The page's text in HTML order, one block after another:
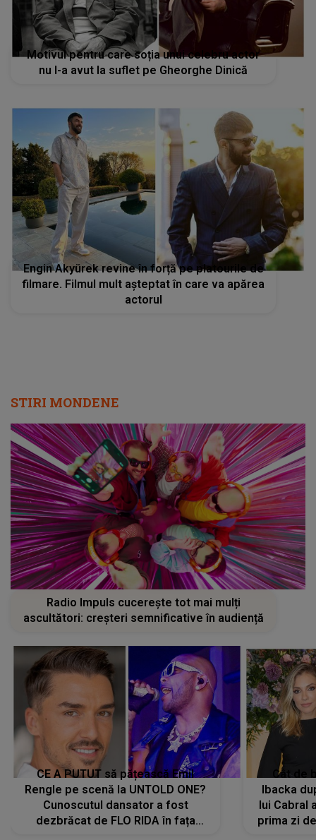
Motivul pentru care soția unui celebru actor
nu l-a avut la suflet pe Gheorghe Dinică
Engin Akyürek revine în forță pe platourile de
filmare. Filmul mult așteptat în care va apărea
actorul
STIRI MONDENE
Radio Impuls cucerește tot mai mulți
ascultători: creșteri semnificative în audiență
CE A PUTUT să pățească Emil
Rengle pe scenă la UNTOLD ONE?
Cunoscutul dansator a fost
dezbrăcat de FLO RIDA în fața
Cât de
Ibacka
lui Cabral
prima zi